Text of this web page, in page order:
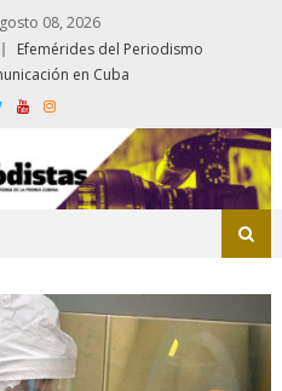
08, 2026
Efemérides del Periodismo
en Cuba